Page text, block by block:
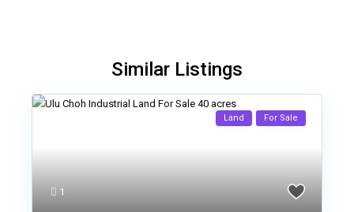
Similar Listings
1
Land For Sale